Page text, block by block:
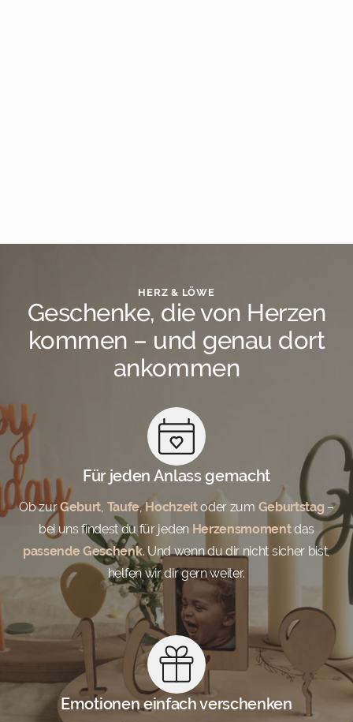
HERZ & LÖWE
Geschenke, die von Herzen
kommen – und genau dort
ankommen
Für jeden Anlass gemacht
Ob zurGeburt, Taufe,Hochzeitoder zum Geburtstag –
bei uns findest du für jeden Herzensmomentdas
passende Geschenk. Und wenn du dir nicht sicher bist,
helfen wir dir gern weiter.
Emotionen einfach verschenken